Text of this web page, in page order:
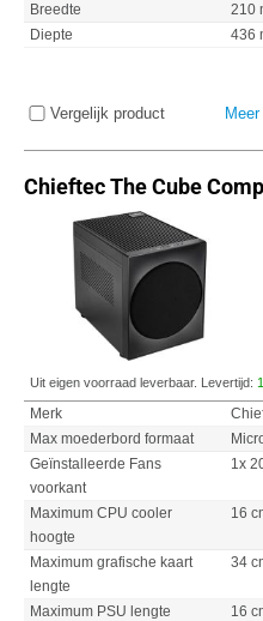
Breedte
210
Diepte
436
Vergelijk product
Chieftec The Cube
Uit eigen voorraad leverbaar. Levertijd:
Merk
Max moederbord formaat
Geïnstalleerde Fans
voorkant
1x
Maximum CPU cooler
hoogte
16
Maximum grafische kaart
lengte
34
Maximum PSU lengte 16